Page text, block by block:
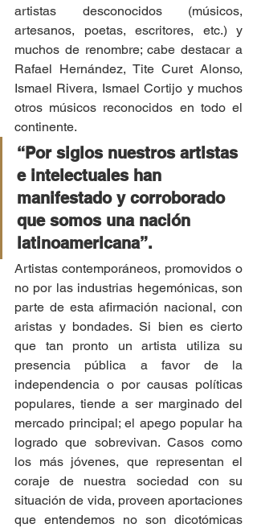
artistas desconocidos (músicos,
artesanos, poetas, escritores, etc.) y
muchos de renombre; cabe destacar a
Rafael Hernández, Tite Curet Alonso,
Ismael Rivera, Ismael Cortijo y muchos
otros músicos reconocidos en todo el
continente.
“Por siglos nuestros artistas
e intelectuales han
manifestado y corroborado
que somos una nación
latinoamericana”.
Artistas contemporáneos, promovidos o
no por las industrias hegemónicas, son
parte de esta afirmación nacional, con
aristas y bondades. Si bien es cierto
que tan pronto un artista utiliza su
presencia pública a favor de la
independencia o por causas políticas
populares, tiende a ser marginado del
mercado principal; el apego popular ha
logrado que sobrevivan. Casos como
los más jóvenes, que representan el
coraje de nuestra sociedad con su
situación de vida, proveen aportaciones
que entendemos no son dicotómicas